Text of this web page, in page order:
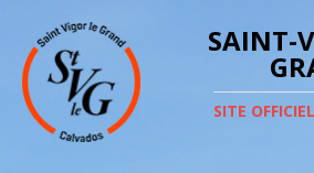
SAINT-
SITE